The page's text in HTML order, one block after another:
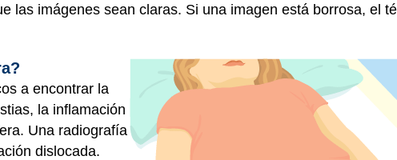
las imágenes sean claras. Si una imagen está borrosa, el
a encontrar la
la inflamación
Una radiografía
dislocada.